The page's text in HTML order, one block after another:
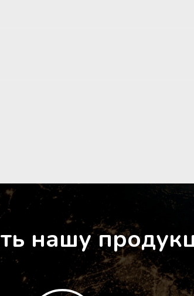
нашу